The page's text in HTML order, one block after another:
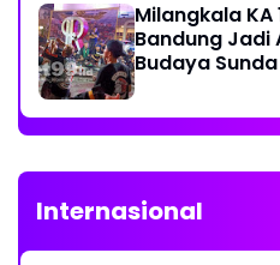
Milangkala KA
Bandung Jadi
Budaya Sunda
Internasional